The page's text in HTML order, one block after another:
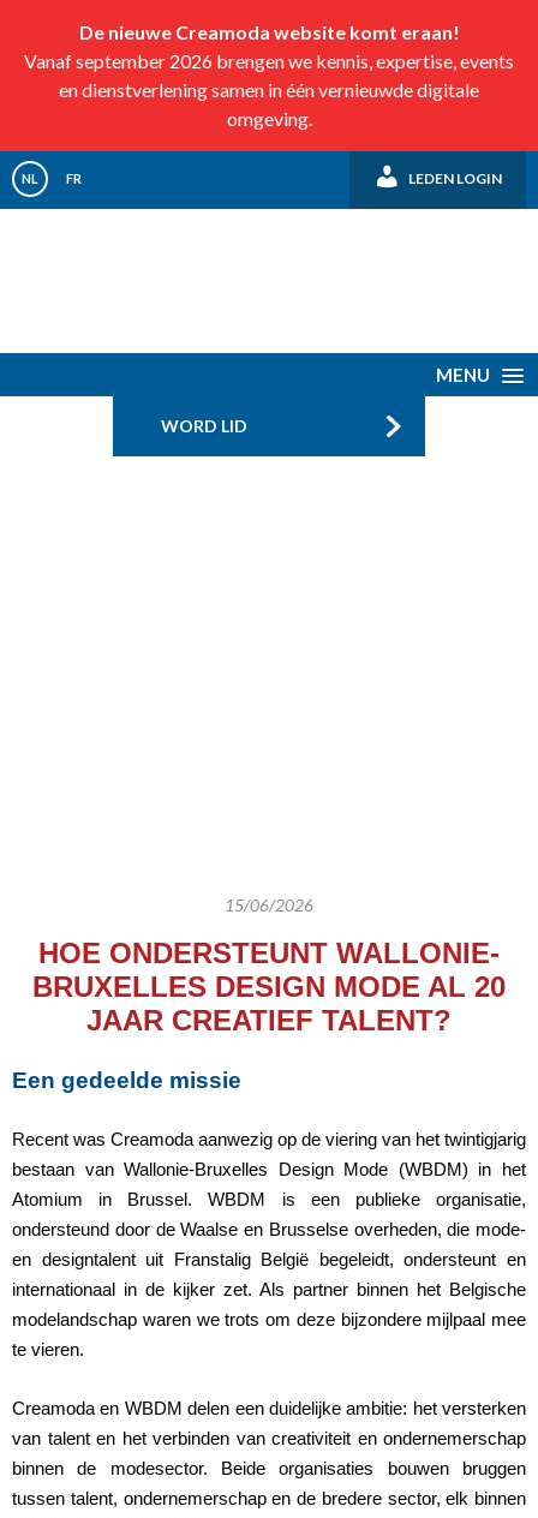
De nieuwe Creamoda website komt eraan!
Vanaf september 2026 brengen we kennis, expertise, events
en dienstverlening samen in één vernieuwde digitale
omgeving.
NL FR LEDEN LOGIN
MENU
WORD LID
15/06/2026
HOE ONDERSTEUNT WALLONIE-
BRUXELLES DESIGN MODE AL 20
JAAR CREATIEF TALENT?
Een gedeelde missie
Recent was Creamoda aanwezig op de viering van het twintigjarig
bestaan van Wallonie-Bruxelles Design Mode (WBDM) in het
Atomium in Brussel. WBDM is een publieke organisatie,
ondersteund door de Waalse en Brusselse overheden, die mode-
en designtalent uit Franstalig België begeleidt, ondersteunt en
internationaal in de kijker zet. Als partner binnen het Belgische
modelandschap waren we trots om deze bijzondere mijlpaal mee
te vieren.
Creamoda en WBDM delen een duidelijke ambitie: het versterken
van talent en het verbinden van creativiteit en ondernemerschap
binnen de modesector. Beide organisaties bouwen bruggen
tussen talent, ondernemerschap en de bredere sector, elk binnen